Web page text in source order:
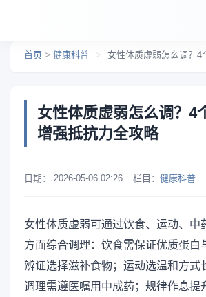
首页 > 健康科普 > 女性体质虚弱怎么调？4个科
女性体质虚弱怎么调？4
增强抵抗力全攻略
日期： 2026-05-06 02:26 栏目： 健康科普
女性体质虚弱可通过饮食、运动、中
方面综合调理：饮食需保证优质蛋白
辨证选择滋补食物；运动选温和方式
调理需遵医嘱用中成药；规律作息提